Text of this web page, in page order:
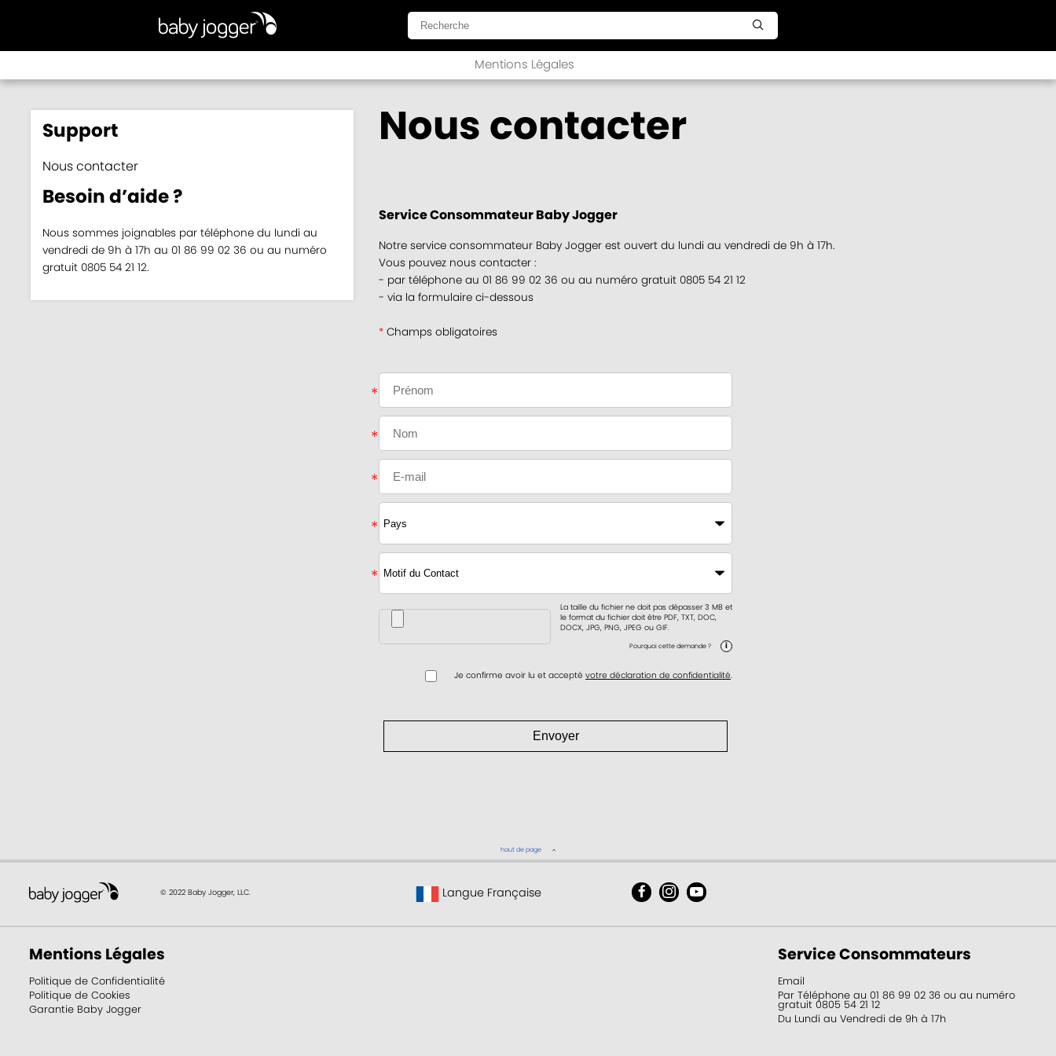
Mentions Légales
Support
Nous contacter
Besoin d’aide ?
Nous sommes joignables par téléphone du lundi au
vendredi de 9h à 17h au 01 86 99 02 36 ou au numéro
gratuit 0805 54 21 12.
Nous contacter
Service Consommateur Baby Jogger
Notre service consommateur Baby Jogger est ouvert du lundi au vendredi de 9h à 17h.
Vous pouvez nous contacter :
- par téléphone au 01 86 99 02 36 ou au numéro gratuit 0805 54 21 12
- via la formulaire ci-dessous
* Champs obligatoires
La taille du fichier ne doit pas dépasser 3 MB et
le format du fichier doit être PDF, TXT, DOC,
DOCX, JPG, PNG, JPEG ou GIF.
Pourquoi cette demande ?
Je confirme avoir lu et acceptévotre déclaration de confidentialité.
Envoyer
haut de page
© 2022 Baby Jogger, LLC. Langue Française
Mentions Légales
Politique de Confidentialité
Politique de Cookies
Garantie Baby Jogger
Service Consommateurs
Email
Par Téléphone au 01 86 99 02 36 ou au numéro
gratuit 0805 54 21 12
Du Lundi au Vendredi de 9h à 17h